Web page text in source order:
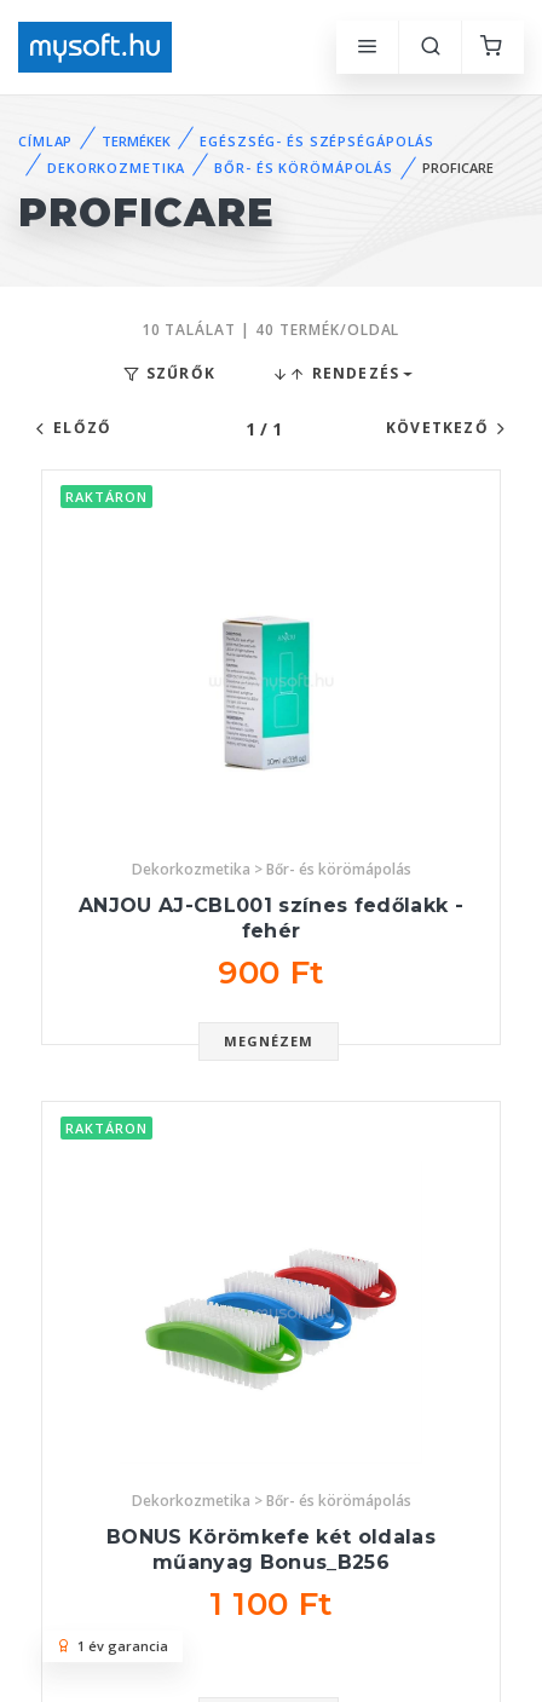
CÍMLAP TERMÉKEK
EGÉSZSÉG- ÉS SZÉPSÉGÁPOLÁS
DEKORKOZMETIKA
BŐR- ÉS KÖRÖMÁPOLÁS PROFICARE
PROFICARE
10 TALÁLAT | 40 TERMÉK/OLDAL
SZŰRŐK RENDEZÉS
ELŐZŐ 1 / 1 KÖVETKEZŐ
RAKTÁRON
Dekorkozmetika > Bőr- és körömápolás
ANJOU AJ-CBL001 színes fedőlakk -
fehér
900 Ft
MEGNÉZEM
RAKTÁRON
Dekorkozmetika > Bőr- és körömápolás
BONUS Körömkefe két oldalas
műanyag Bonus_B256
1 100 Ft
1 év garancia